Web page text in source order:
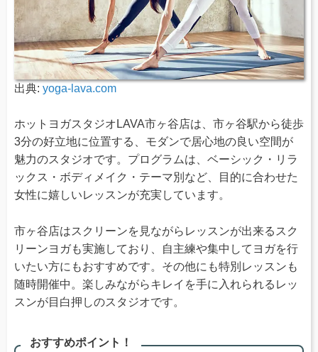
出典: yoga-lava.com
ホットヨガスタジオLAVA市ヶ谷店は、市ヶ谷駅から徒歩
3分の好立地に位置する、モダンで居心地の良い空間が
魅力のスタジオです。プログラムは、ベーシック・リラ
ックス・ボディメイク・テーマ別など、目的に合わせた
女性に嬉しいレッスンが充実しています。
市ヶ谷店はスクリーンを見ながらレッスンが出来るスク
リーンヨガも実施しており、自主練や集中してヨガを行
いたい方にもおすすめです。その他にも特別レッスンも
随時開催中。楽しみながらキレイを手に入れられるレッ
スンが目白押しのスタジオです。
おすすめポイント！